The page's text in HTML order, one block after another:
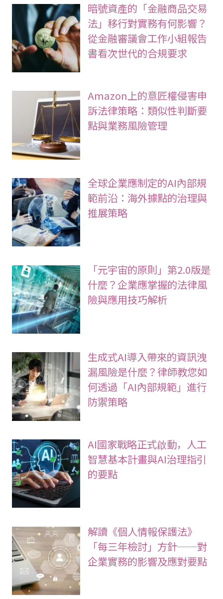
暗號資產的「金融商品交易
法」移行對實務有何影響？
從金融審議會工作小組報告
書看次世代的合規要求
Amazon上的意匠權侵害申
訴法律策略：類似性判斷要
點與業務風險管理
全球企業應制定的AI內部規
範前沿：海外據點的治理與
推展策略
「元宇宙的原則」第2.0版是
什麼？企業應掌握的法律風
險與應用技巧解析
生成式AI導入帶來的資訊洩
漏風險是什麼？律師教您如
何透過「AI內部規範」進行
防禦策略
AI國家戰略正式啟動，人工
智慧基本計畫與AI治理指引
的要點
解讀《個人情報保護法》
「每三年檢討」方針──對
企業實務的影響及應對要點